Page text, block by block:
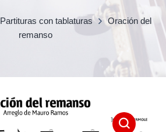
Partituras con tablaturas
Oración del
remanso